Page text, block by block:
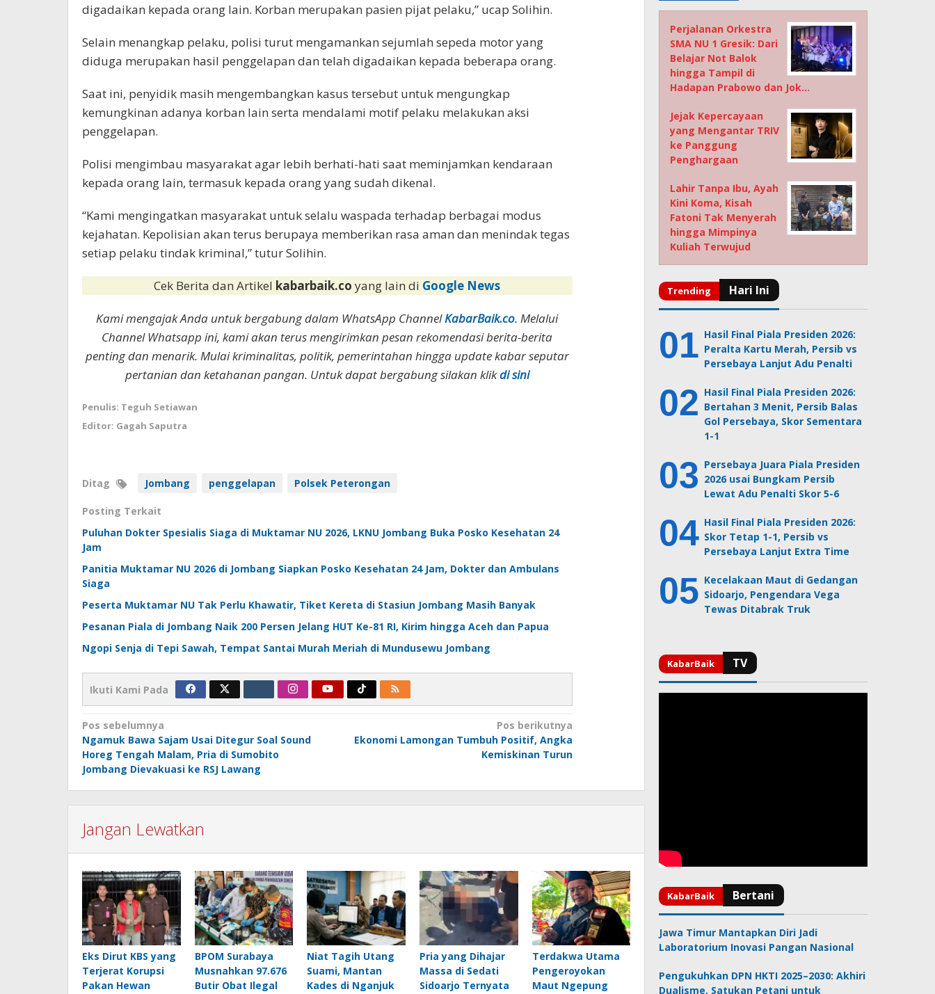
digadaikan kepada orang lain. Korban merupakan pasien pijat pelaku,” ucap Solihin.
Selain menangkap pelaku, polisi turut mengamankan sejumlah sepeda motor yang
diduga merupakan hasil penggelapan dan telah digadaikan kepada beberapa orang.
Saat ini, penyidik masih mengembangkan kasus tersebut untuk mengungkap
kemungkinan adanya korban lain serta mendalami motif pelaku melakukan aksi
penggelapan.
Polisi mengimbau masyarakat agar lebih berhati-hati saat meminjamkan kendaraan
kepada orang lain, termasuk kepada orang yang sudah dikenal.
“Kami mengingatkan masyarakat untuk selalu waspada terhadap berbagai modus
kejahatan. Kepolisian akan terus berupaya memberikan rasa aman dan menindak tegas
setiap pelaku tindak kriminal,” tutur Solihin.
Cek Berita dan Artikel kabarbaik.coyang lain di Google News
Kami mengajak Anda untuk bergabung dalam WhatsApp ChannelKabarBaik.co. Melalui
Channel Whatsapp ini, kami akan terus mengirimkan pesan rekomendasi berita-berita
penting dan menarik. Mulai kriminalitas, politik, pemerintahan hingga update kabar seputar
pertanian dan ketahanan pangan. Untuk dapat bergabung silakan klikdi sini
Penulis: Teguh Setiawan
Editor: Gagah Saputra
Ditag Jombang penggelapan Polsek Peterongan
Posting Terkait
Puluhan Dokter Spesialis Siaga di Muktamar NU 2026, LKNU Jombang Buka Posko Kesehatan 24
Jam
Panitia Muktamar NU 2026 di Jombang Siapkan Posko Kesehatan 24 Jam, Dokter dan Ambulans
Siaga
Peserta Muktamar NU Tak Perlu Khawatir, Tiket Kereta di Stasiun Jombang Masih Banyak
Pesanan Piala di Jombang Naik 200 Persen Jelang HUT Ke-81 RI, Kirim hingga Aceh dan Papua
Ngopi Senja di Tepi Sawah, Tempat Santai Murah Meriah di Mundusewu Jombang
Ikuti Kami Pada
Navigasi
pos
Pos sebelumnya
Ngamuk Bawa Sajam Usai Ditegur Soal Sound
Horeg Tengah Malam, Pria di Sumobito
Jombang Dievakuasi ke RSJ Lawang
Pos berikutnya
Ekonomi Lamongan Tumbuh Positif, Angka
Kemiskinan Turun
Jangan Lewatkan
Eks Dirut KBS yang
Terjerat Korupsi
Pakan Hewan
BPOM Surabaya
Musnahkan 97.676
Butir Obat Ilegal
Niat Tagih Utang
Suami, Mantan
Kades di Nganjuk
Pria yang Dihajar
Massa di Sedati
Sidoarjo Ternyata
Terdakwa Utama
Pengeroyokan
Maut Ngepung
Perjalanan Orkestra
SMA NU 1 Gresik: Dari
Belajar Not Balok
hingga Tampil di
Hadapan Prabowo dan Jok…
Jejak Kepercayaan
yang Mengantar TRIV
ke Panggung
Penghargaan
Lahir Tanpa Ibu, Ayah
Kini Koma, Kisah
Fatoni Tak Menyerah
hingga Mimpinya
Kuliah Terwujud
Hasil Final Piala Presiden 2026:
Peralta Kartu Merah, Persib vs
Persebaya Lanjut Adu Penalti
Hasil Final Piala Presiden 2026:
Bertahan 3 Menit, Persib Balas
Gol Persebaya, Skor Sementara
1-1
Persebaya Juara Piala Presiden
2026 usai Bungkam Persib
Lewat Adu Penalti Skor 5-6
Hasil Final Piala Presiden 2026:
Skor Tetap 1-1, Persib vs
Persebaya Lanjut Extra Time
Kecelakaan Maut di Gedangan
Sidoarjo, Pengendara Vega
Tewas Ditabrak Truk
Jawa Timur Mantapkan Diri Jadi
Laboratorium Inovasi Pangan Nasional
Pengukuhkan DPN HKTI 2025–2030: Akhiri
Dualisme, Satukan Petani untuk